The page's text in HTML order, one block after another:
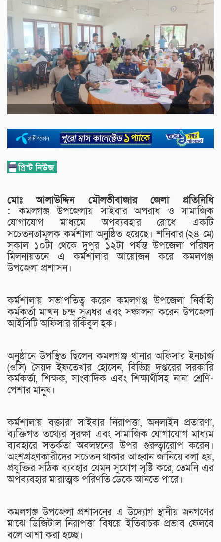
মোঃ আলাউদ্দিন মৌলভীবাজার জেলা প্রতিনিধি
:কমলগঞ্জ উপজেলায় সাইবার অপরাধ ও সামাজিক
যোগাযোগ মাধ্যমে অপব্যবহার রোধে একটি
সচেতনতামূলক কর্মশালা অনুষ্ঠিত হয়েছে। শনিবার (২৪ মে)
সকাল ১০টা থেকে দুপুর ১২টা পর্যন্ত উপজেলা পরিষদ
মিলনায়তনে এ কর্মশালার আয়োজন করে কমলগঞ্জ
উপজেলা প্রশাসন।
কর্মশালায় সভাপতিত্ব করেন কমলগঞ্জ উপজেলা নির্বাহী
কর্মকর্তা মাখন চন্দ্র সূত্রধর এবং সঞ্চালনা করেন উপজেলা
আইসিটি অফিসার রকিবুল হক।
অনুষ্ঠানে উপস্থিত ছিলেন কমলগঞ্জ থানার অফিসার ইনচার্জ
(ওসি) সৈয়দ ইফতেখার হোসেন, বিভিন্ন দপ্তরের সরকারি
কর্মকর্তা, শিক্ষক, সাংবাদিক এবং শিক্ষার্থীসহ নানা শ্রেণি-
পেশার মানুষ।
কর্মশালায় বক্তারা সাইবার নিরাপত্তা, অনলাইন প্রতারণা,
ব্যক্তিগত তথ্যের সুরক্ষা এবং সামাজিক যোগাযোগ মাধ্যম
ব্যবহারে সতর্কতা অবলম্বনের উপর গুরুত্বারোপ করেন।
অংশগ্রহণকারীদের সচেতন থাকার আহ্বান জানিয়ে বলা হয়,
প্রযুক্তির সঠিক ব্যবহার যেমন সুযোগ সৃষ্টি করে, তেমনি এর
অপব্যবহার মারাত্মক পরিণতি ডেকে আনতে পারে।
কমলগঞ্জ উপজেলা প্রশাসনের এ উদ্যোগ স্থানীয় জনগণের
মাঝে ডিজিটাল নিরাপত্তা বিষয়ে ইতিবাচক প্রভাব ফেলবে
বলে আশা করা হচ্ছে।